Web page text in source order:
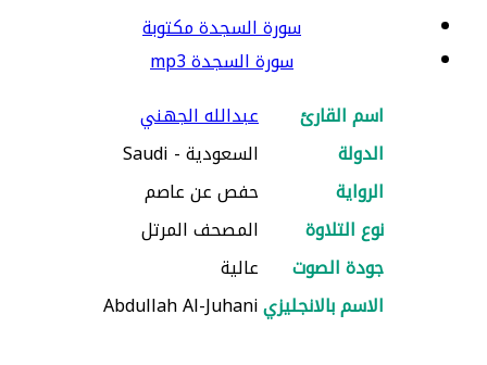
سورة السجدة مكتوبة
سورة السجدة mp3
اسم القارئ
عبدالله الجهني
الدولة
السعودية - Saudi
الرواية
حفص عن عاصم
نوع التلاوة
المصحف المرتل
جودة الصوت
عالية
الاسم بالانجليزيAbdullah Al-Juhani